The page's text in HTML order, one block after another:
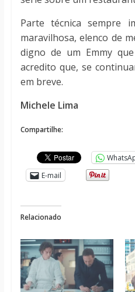
Parte técnica sempre
maravilhosa, elenco de
digno de um Emmy
acredito que, se
em breve.
Michele Lima
Compartilhe:
E-mail
Relacionado